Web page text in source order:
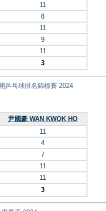
11
8
11
9
11
3
乒乓球排名錦標賽 2024
尹國豪 WAN KWOK HO
11
4
7
11
11
3